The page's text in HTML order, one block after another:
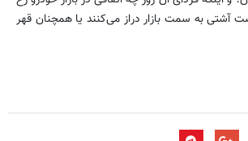
آشتی به سمت بازار دراز می‌کنند یا همچنان قهر